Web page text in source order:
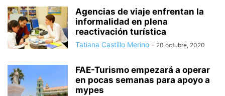
Agencias de viaje enfrentan la
informalidad en plena
reactivación turística
Tatiana Castillo Merino - 20 octubre, 2020
FAE-Turismo empezará a operar
en pocas semanas para apoyo a
mypes